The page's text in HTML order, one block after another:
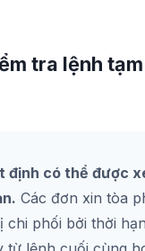
tra lệnh
định có thể được
Các đơn xin tòa
chi phối bởi thời